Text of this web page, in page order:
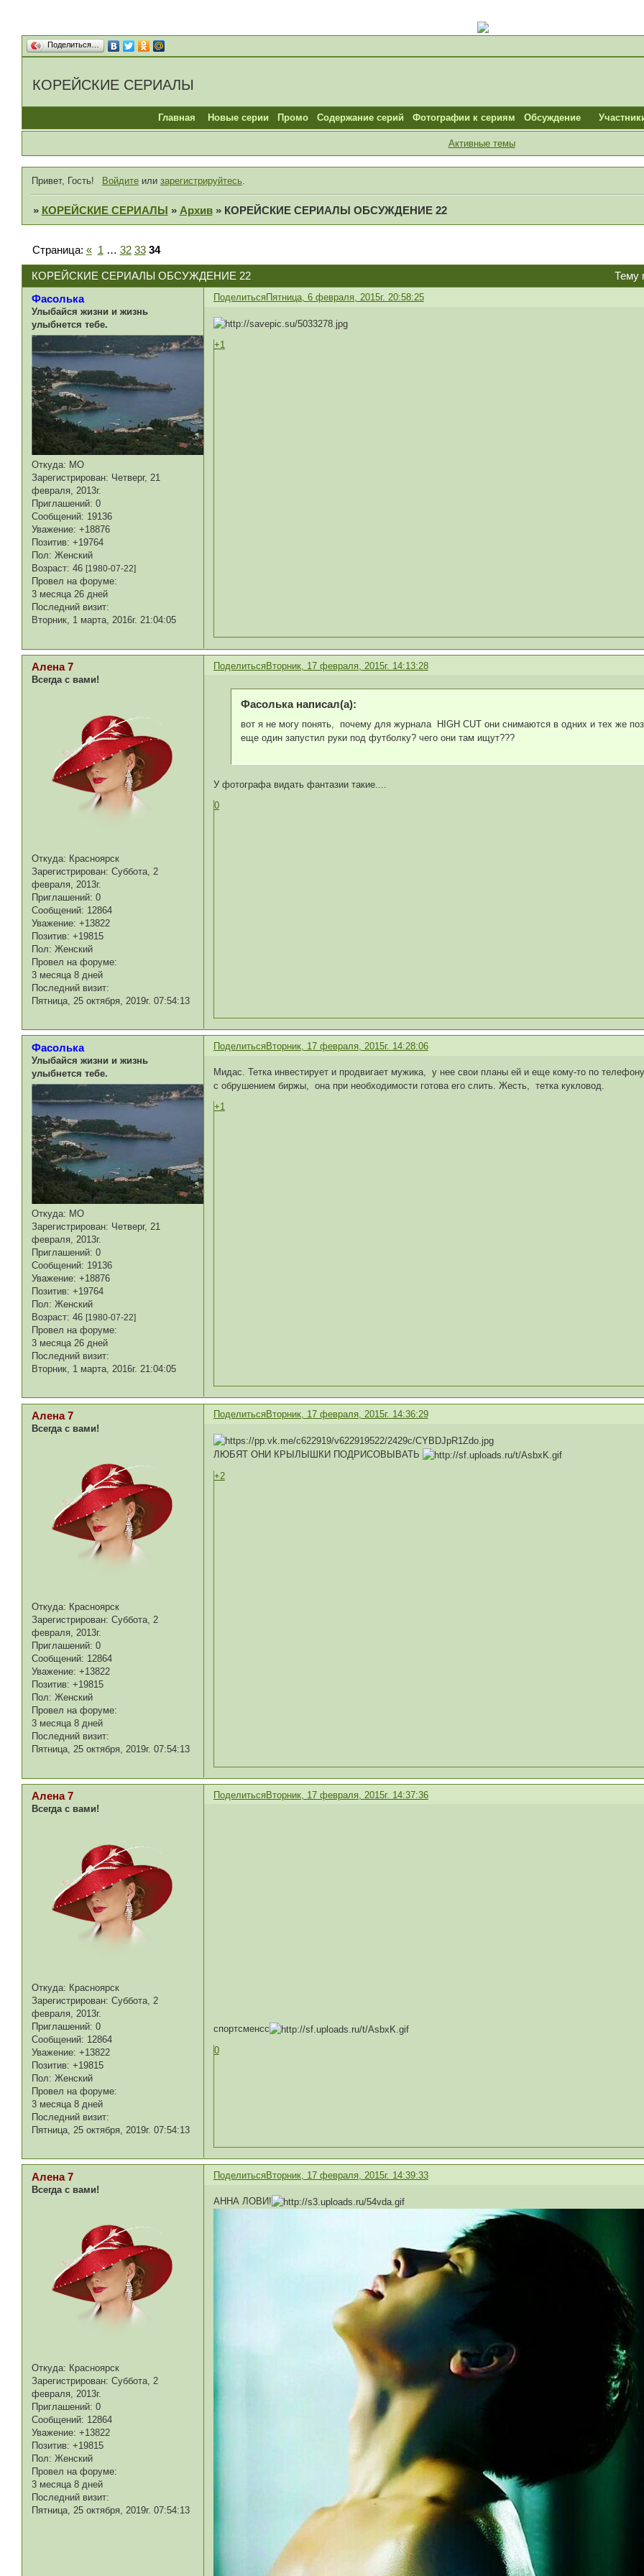
Поделиться…
КОРЕЙСКИЕ СЕРИАЛЫ
Главная Новые серии Промо Содержание серий Фотографии к сериям Обсуждение
Активные темы
Привет, Гость! Войдитеили зарегистрируйтесь.
» КОРЕЙСКИЕ СЕРИАЛЫ » Архив » КОРЕЙСКИЕ СЕРИАЛЫ ОБСУЖДЕНИЕ 22
КОРЕЙСКИЕ СЕРИАЛЫ ОБСУЖДЕНИЕ 22 Тему
Страница: « 1 … 32 33 34
ПоделитьсяПятница, 6 февраля, 2015г. 20:58:25
Фасолька
Улыбайся жизни и жизнь
улыбнется тебе.
Откуда: МО
Зарегистрирован: Четверг, 21
февраля, 2013г.
Приглашений: 0
Сообщений: 19136
Уважение: +18876
Позитив: +19764
Пол: Женский
Возраст: 46[1980-07-22]
Провел на форуме:
3 месяца 26 дней
Последний визит:
Вторник, 1 марта, 2016г. 21:04:05
+1
ПоделитьсяВторник, 17 февраля, 2015г. 14:13:28
Алена 7
Всегда с вами!
Откуда: Красноярск
Зарегистрирован: Суббота, 2
февраля, 2013г.
Приглашений: 0
Сообщений: 12864
Уважение: +13822
Позитив: +19815
Пол: Женский
Провел на форуме:
3 месяца 8 дней
Последний визит:
Пятница, 25 октября, 2019г. 07:54:13
Фасолька написал(а):
вот я не могу понять, почему для журнала HIGH CUT они снимаются в одних и тех же
еще один запустил руки под футболку? чего они там ищут???
У фотографа видать фантазии такие....
0
ПоделитьсяВторник, 17 февраля, 2015г. 14:28:06
Фасолька
Улыбайся жизни и жизнь
улыбнется тебе.
Откуда: МО
Зарегистрирован: Четверг, 21
февраля, 2013г.
Приглашений: 0
Сообщений: 19136
Уважение: +18876
Позитив: +19764
Пол: Женский
Возраст: 46[1980-07-22]
Провел на форуме:
3 месяца 26 дней
Последний визит:
Вторник, 1 марта, 2016г. 21:04:05
Мидас. Тетка инвестирует и продвигает мужика, у нее свои планы ей и еще кому-то по
с обрушением биржы, она при необходимости готова его слить. Жесть, тетка кукловод.
+1
ПоделитьсяВторник, 17 февраля, 2015г. 14:36:29
Алена 7
Всегда с вами!
Откуда: Красноярск
Зарегистрирован: Суббота, 2
февраля, 2013г.
Приглашений: 0
Сообщений: 12864
Уважение: +13822
Позитив: +19815
Пол: Женский
Провел на форуме:
3 месяца 8 дней
Последний визит:
Пятница, 25 октября, 2019г. 07:54:13
ЛЮБЯТ ОНИ КРЫЛЫШКИ ПОДРИСОВЫВАТЬ
+2
ПоделитьсяВторник, 17 февраля, 2015г. 14:37:36
Алена 7
Всегда с вами!
Откуда: Красноярск
Зарегистрирован: Суббота, 2
февраля, 2013г.
Приглашений: 0
Сообщений: 12864
Уважение: +13822
Позитив: +19815
Пол: Женский
Провел на форуме:
3 месяца 8 дней
Последний визит:
Пятница, 25 октября, 2019г. 07:54:13
спортсменсс
0
ПоделитьсяВторник, 17 февраля, 2015г. 14:39:33
Алена 7
Всегда с вами!
Откуда: Красноярск
Зарегистрирован: Суббота, 2
февраля, 2013г.
Приглашений: 0
Сообщений: 12864
Уважение: +13822
Позитив: +19815
Пол: Женский
Провел на форуме:
3 месяца 8 дней
Последний визит:
Пятница, 25 октября, 2019г. 07:54:13
АННА ЛОВИ!